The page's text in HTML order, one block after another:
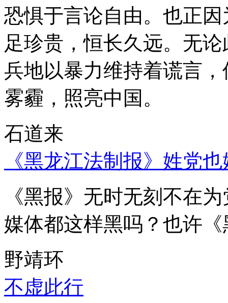
恐惧于言论自由。也正
足珍贵，恒长久远。无
兵地以暴力维持着谎言
雾霾，照亮中国。
石道来
《黑龙江法制报》姓党
《黑报》无时无刻不在
媒体都这样黑吗？也许
野靖环
不虚此行